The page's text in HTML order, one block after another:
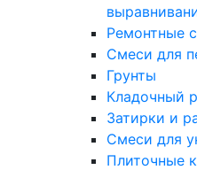
Ремонтные
Смеси для
Грунты
Кладочный
Затирки и
Смеси для
Плиточные